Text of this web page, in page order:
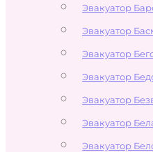
Эвакуатор
Эвакуатор
Эвакуатор
Эвакуатор
Эвакуатор
Эвакуатор
Эвакуатор